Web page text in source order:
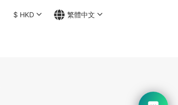
$ HKD 繁體中文